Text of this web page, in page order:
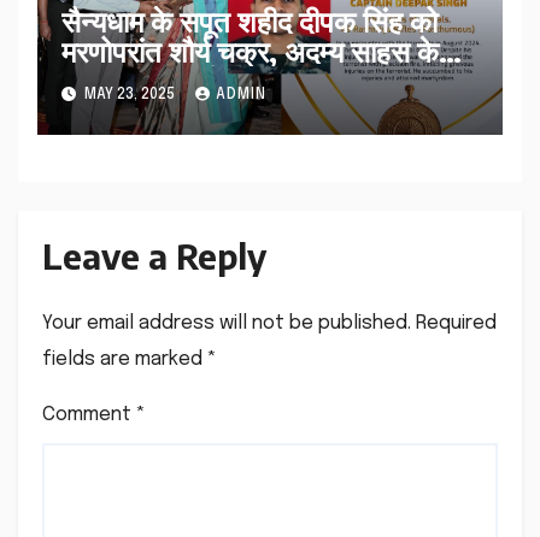
सैन्यधाम के सपूत शहीद दीपक सिंह को
मरणोपरांत शौर्य चक्र, अदम्य साहस के
लिए राष्ट्रपति ने किया सम्मानित
MAY 23, 2025 ADMIN
Leave a Reply
Your email address will not be published. Required
fields are marked *
Comment *